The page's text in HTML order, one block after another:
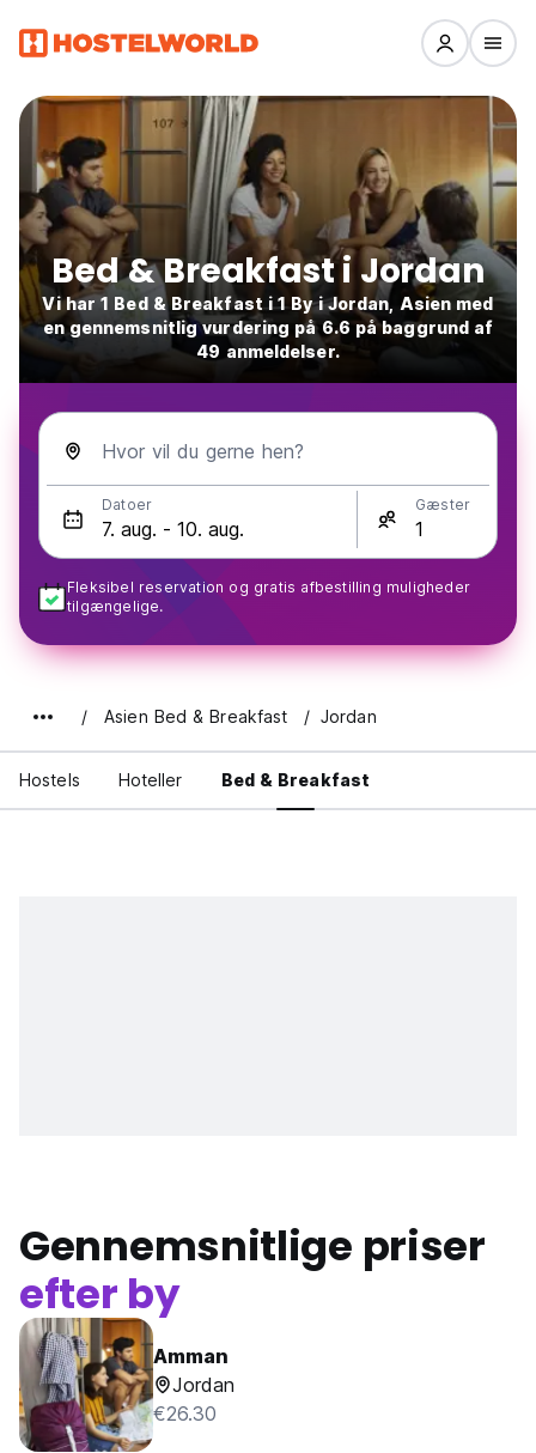
Bed & Breakfast i Jordan
Vi har 1 Bed & Breakfast i 1 By i Jordan, Asien med
en gennemsnitlig vurdering på 6.6 på baggrund af
49 anmeldelser.
Hvor vil du gerne hen?
Datoer Gæster
Fleksibel reservation og gratis afbestilling muligheder
tilgængelige.
Asien Bed & Breakfast Jordan
Hostels Hoteller Bed & Breakfast
Gennemsnitlige priser
efter by
Amman
Jordan
€26.30